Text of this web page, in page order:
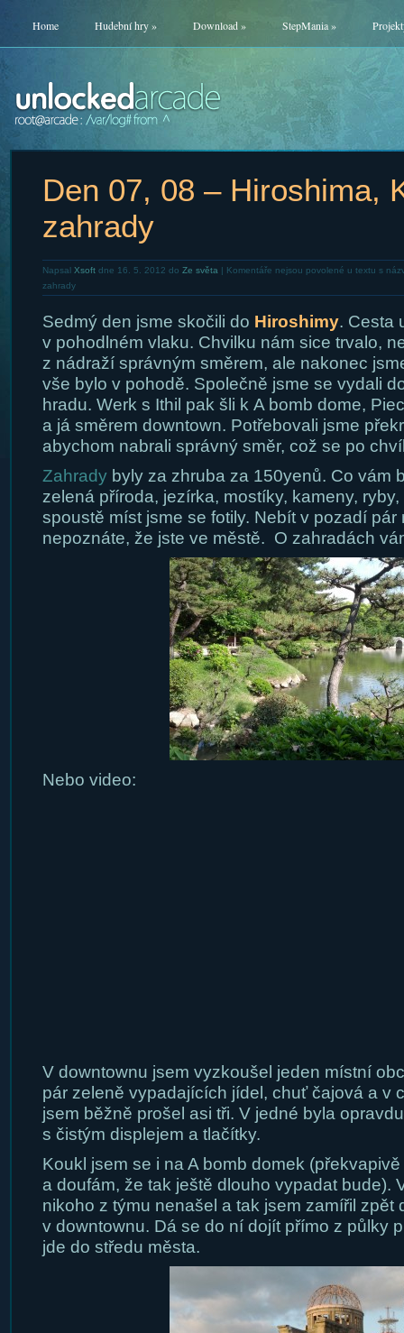
Home Hudební hry» Download» StepMania»
Den 07, 08 – Hiroshima,
zahrady
Napsal Xsoftdne 16. 5. 2012 do Ze světa | Komentáře nejsou povolené u textu s
zahrady
Sedmý den jsme skočili do Hiroshimy. Cesta
v pohodlném vlaku. Chvilku nám sice trvalo,
z nádraží správným směrem, ale nakonec
vše bylo v pohodě. Společně jsme se vydali
hradu. Werk s Ithil pak šli k A bomb dome,
a já směrem downtown. Potřebovali jsme
abychom nabrali správný směr, což se po
Zahradybyly za zhruba za 150yenů. Co vám
zelená příroda, jezírka, mostíky, kameny,
spoustě míst jsme se fotily. Nebít v pozadí pár
nepoznáte, že jste ve městě. O zahradách
Nebo video:
V downtownu jsem vyzkoušel jeden místní
pár zeleně vypadajících jídel, chuť čajová a v
jsem běžně prošel asi tři. V jedné byla
s čistým displejem a tlačítky.
Koukl jsem se i na A bomb domek
a doufám, že tak ještě dlouho vypadat bude).
nikoho z týmu nenašel a tak jsem zamířil zpět
v downtownu. Dá se do ní dojít přímo z půlky
jde do středu města.